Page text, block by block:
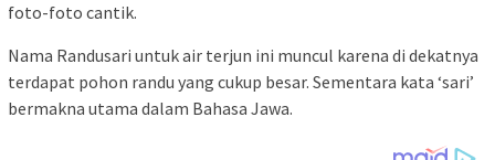
foto-foto cantik.
Nama Randusari untuk air terjun ini muncul karena di dekatnya
terdapat pohon randu yang cukup besar. Sementara kata ‘sari’
bermakna utama dalam Bahasa Jawa.